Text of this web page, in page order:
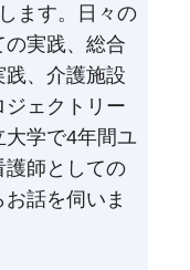
ます。日々の
実践、総合
、介護施設
ェクトリー
大学で4年間ユ
護師としての
話を伺いま